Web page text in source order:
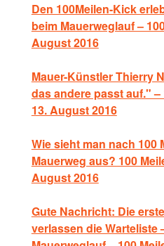
Den 100Meilen-Kick
beim Mauerweglauf –
August 2016
Mauer-Künstler Thierry
das andere passt auf."
13. August 2016
Wie sieht man nach 100
Mauerweg aus? 100
August 2016
Gute Nachricht: Die
verlassen die Warteliste